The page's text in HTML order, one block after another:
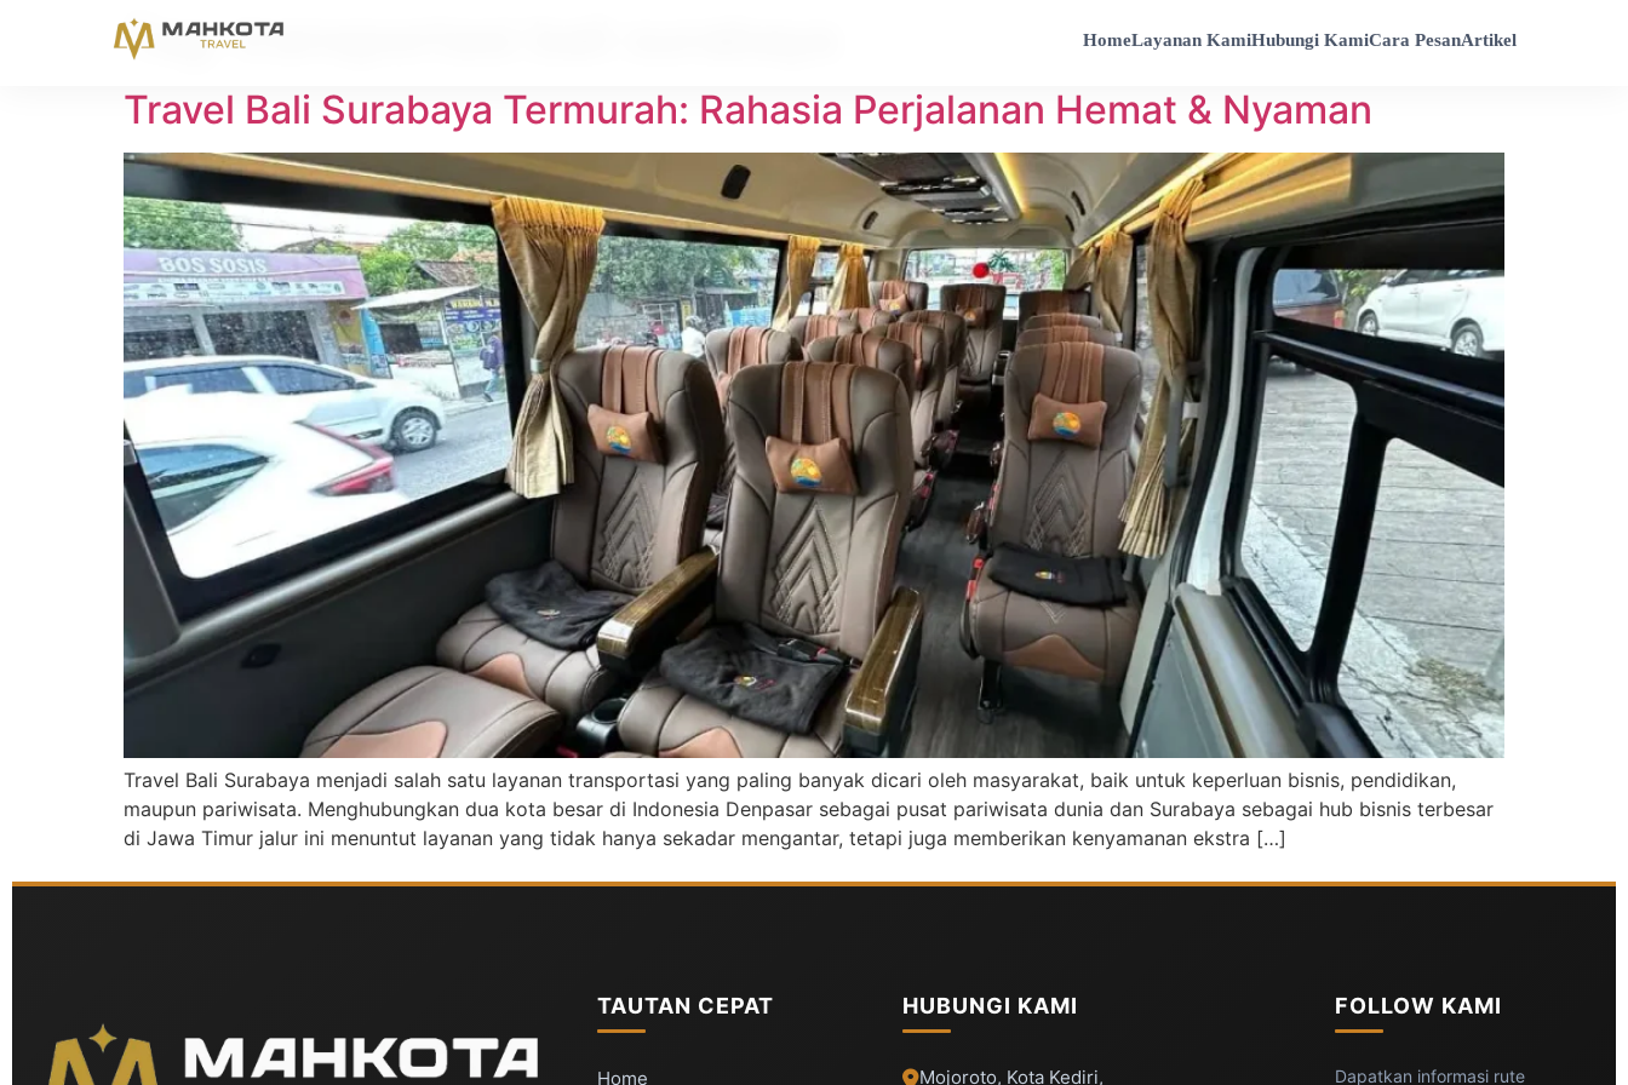
HomeLayanan KamiHubungi KamiCara PesanArtikel
Tag:transportasi bali surabaya
Travel Bali Surabaya Termurah: Rahasia Perjalanan Hemat & Nyaman
Travel Bali Surabaya menjadi salah satu layanan transportasi yang paling banyak dicari oleh masyarakat, baik untuk keperluan bisnis, pendidikan,
maupun pariwisata. Menghubungkan dua kota besar di Indonesia Denpasar sebagai pusat pariwisata dunia dan Surabaya sebagai hub bisnis terbesar
di Jawa Timur jalur ini menuntut layanan yang tidak hanya sekadar mengantar, tetapi juga memberikan kenyamanan ekstra […]
TAUTAN CEPAT
Home
HUBUNGI KAMI
Mojoroto, Kota Kediri,
FOLLOW KAMI
Dapatkan informasi rute